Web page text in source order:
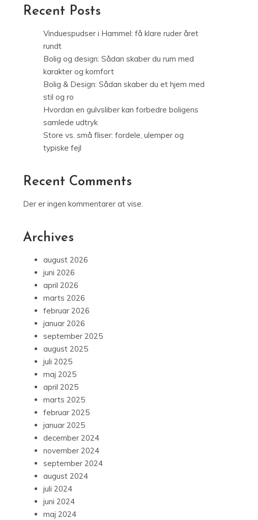
Recent Posts
Vinduespudser i Hammel: få klare ruder året
rundt
Bolig og design: Sådan skaber du rum med
karakter og komfort
Bolig & Design: Sådan skaber du et hjem med
stil og ro
Hvordan en gulvsliber kan forbedre boligens
samlede udtryk
Store vs. små fliser: fordele, ulemper og
typiske fejl
Recent Comments
Der er ingen kommentarer at vise.
Archives
august 2026
juni 2026
april 2026
marts 2026
februar 2026
januar 2026
september 2025
august 2025
juli 2025
maj 2025
april 2025
marts 2025
februar 2025
januar 2025
december 2024
november 2024
september 2024
august 2024
juli 2024
juni 2024
maj 2024